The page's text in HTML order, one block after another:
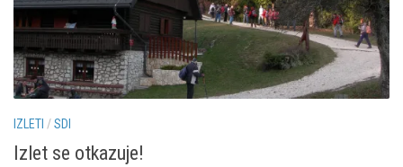
Alpinisti
Skijaši
Dan Željezničara na Oštrcu
Putopisi
Put ekspedicionizma
Ojos del Salado
Slavko Patačko
Tomislav Zoričić – Tom
IZLETI /SDI
Izlet se otkazuje!